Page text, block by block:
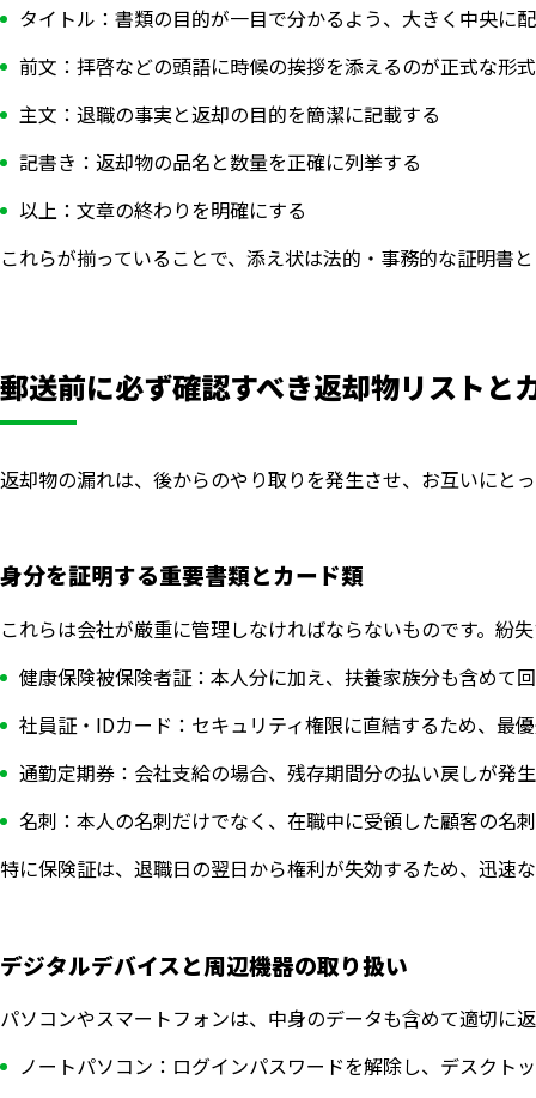
タイトル：書類の目的が一目で分かるよう、大きく中央に
前文：拝啓などの頭語に時候の挨拶を添えるのが正式な形式
主文：退職の事実と返却の目的を簡潔に記載する
記書き：返却物の品名と数量を正確に列挙する
以上：文章の終わりを明確にする
これらが揃っていることで、添え状は法的・事務的な証明書
郵送前に必ず確認すべき返却物リストと
返却物の漏れは、後からのやり取りを発生させ、お互いにと
身分を証明する重要書類とカード類
これらは会社が厳重に管理しなければならないものです。紛
健康保険被保険者証：本人分に加え、扶養家族分も含めて
社員証・IDカード：セキュリティ権限に直結するため、最
通勤定期券：会社支給の場合、残存期間分の払い戻しが発
名刺：本人の名刺だけでなく、在職中に受領した顧客の名
特に保険証は、退職日の翌日から権利が失効するため、迅速
デジタルデバイスと周辺機器の取り扱い
パソコンやスマートフォンは、中身のデータも含めて適切に
ノートパソコン：ログインパスワードを解除し、デスクト